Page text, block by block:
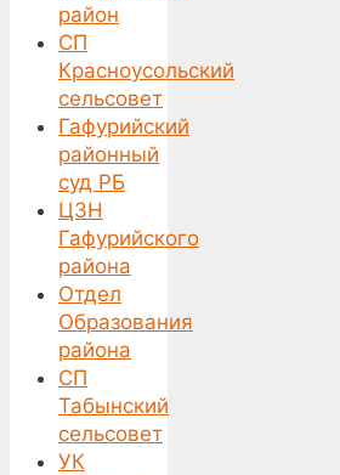
район
СП
Красноусольский
сельсовет
Гафурийский
районный
суд РБ
ЦЗН
Гафурийского
района
Отдел
Образования
района
СП
Табынский
сельсовет
УК